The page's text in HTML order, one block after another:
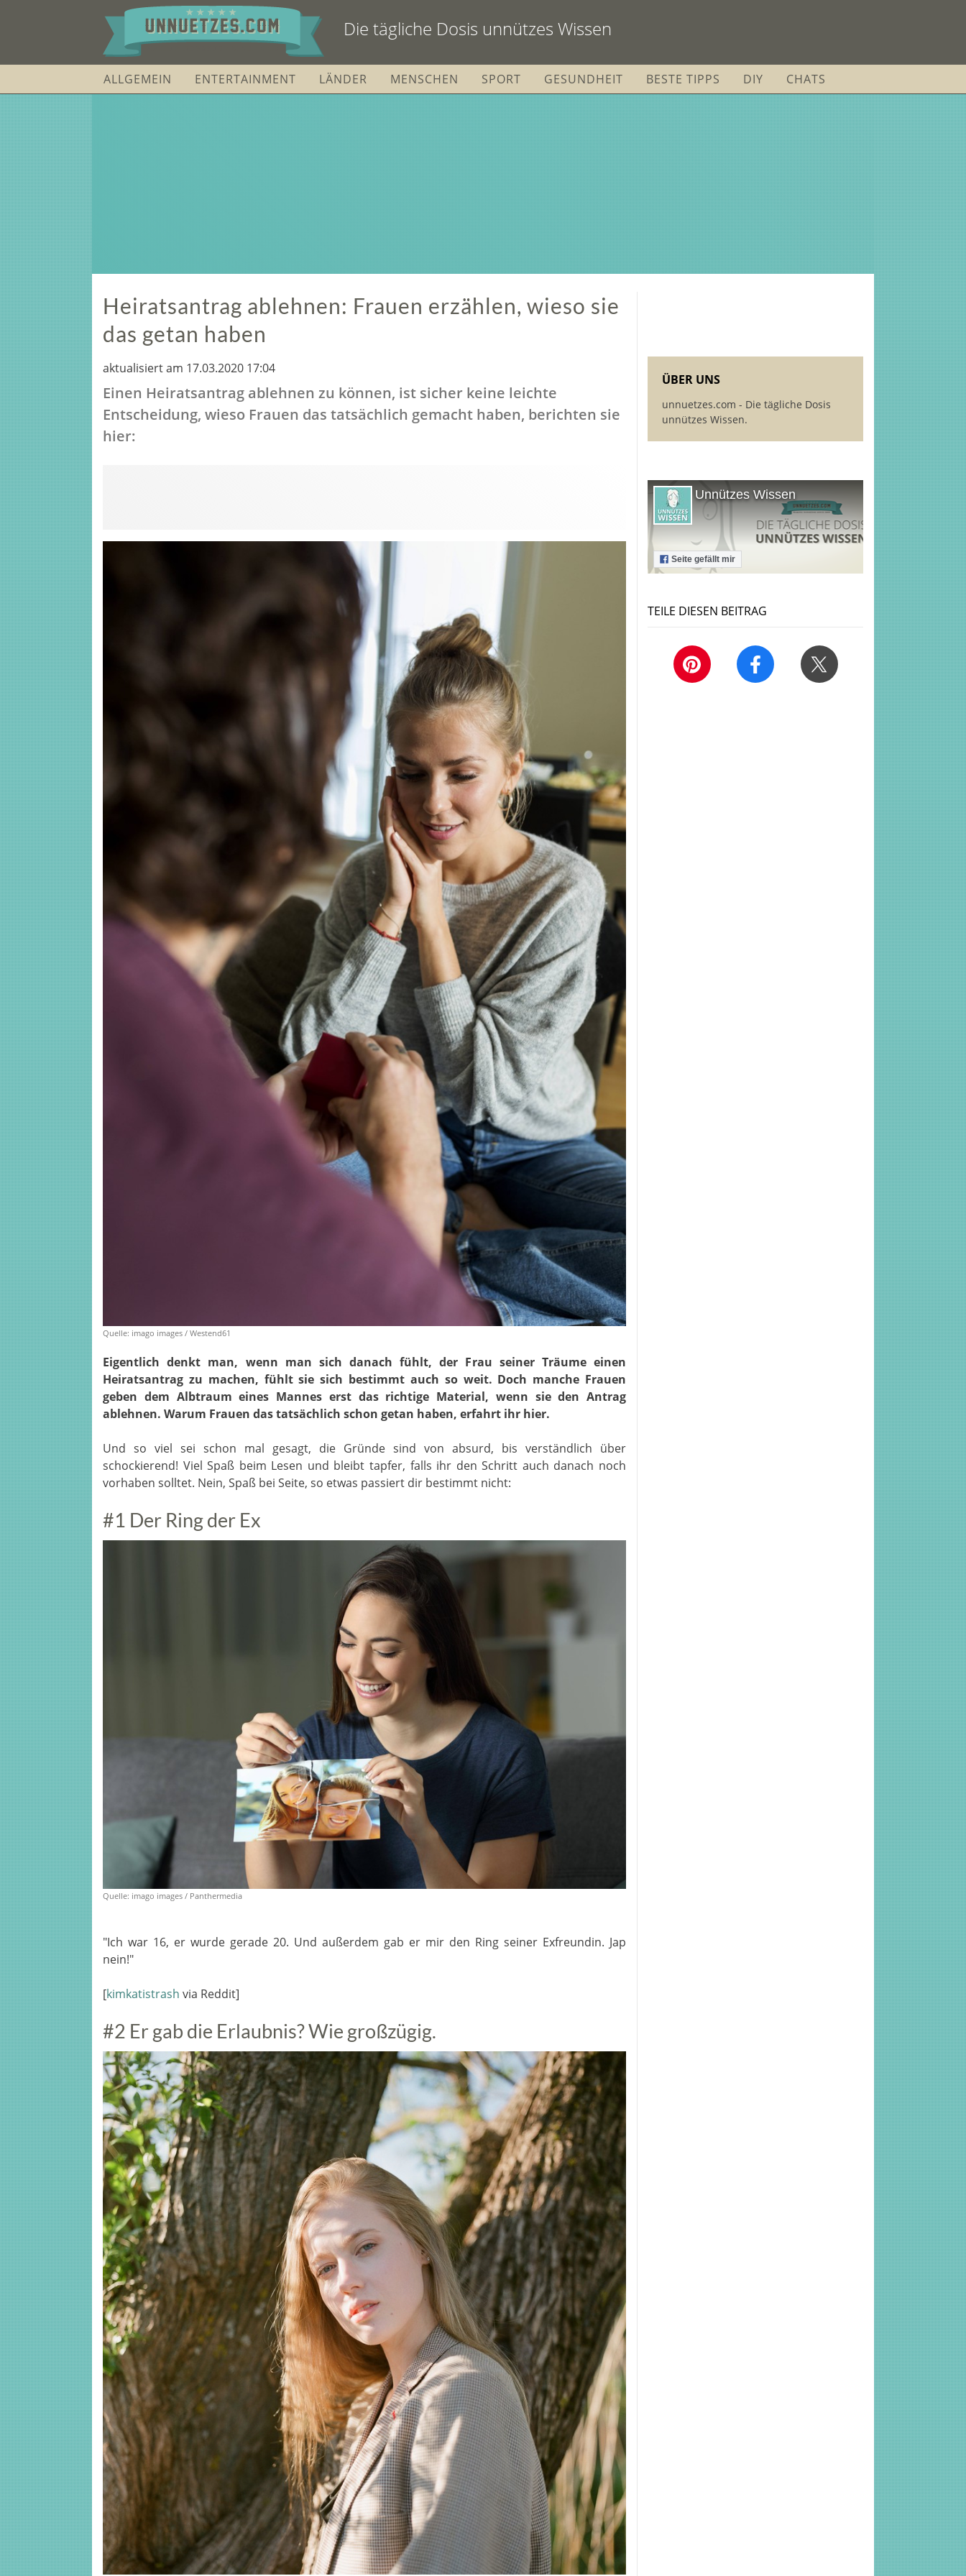
Die tägliche Dosis unnützes Wissen
ALLGEMEIN ENTERTAINMENT LÄNDER MENSCHEN SPORT GESUNDHEIT BESTE TIPPS DIY CHATS
Heiratsantrag ablehnen: Frauen erzählen, wieso sie
das getan haben
aktualisiert am 17.03.2020 17:04
Einen Heiratsantrag ablehnen zu können, ist sicher keine leichte
Entscheidung, wieso Frauen das tatsächlich gemacht haben, berichten sie
hier:
Quelle: imago images / Westend61
Eigentlich denkt man, wenn man sich danach fühlt, der Frau seiner Träume einen
Heiratsantrag zu machen, fühlt sie sich bestimmt auch so weit. Doch manche Frauen
geben dem Albtraum eines Mannes erst das richtige Material, wenn sie den Antrag
ablehnen. Warum Frauen das tatsächlich schon getan haben, erfahrt ihr hier.
Und so viel sei schon mal gesagt, die Gründe sind von absurd, bis verständlich über
schockierend! Viel Spaß beim Lesen und bleibt tapfer, falls ihr den Schritt auch danach noch
vorhaben solltet. Nein, Spaß bei Seite, so etwas passiert dir bestimmt nicht:
#1 Der Ring der Ex
Quelle: imago images / Panthermedia
"Ich war 16, er wurde gerade 20. Und außerdem gab er mir den Ring seiner Exfreundin. Jap
nein!"
[kimkatistrash via Reddit]
#2 Er gab die Erlaubnis? Wie großzügig.
ÜBER UNS
unnuetzes.com - Die tägliche Dosis
unnützes Wissen.
Unnützes Wissen
Seite gefällt mir
TEILE DIESEN BEITRAG